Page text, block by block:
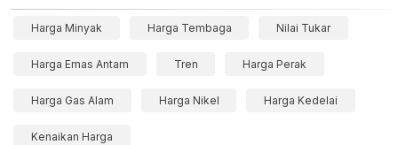
Harga Minyak Harga Tembaga Nilai Tukar
Harga Emas Antam Tren Harga Perak
Harga Gas Alam Harga Nikel Harga Kedelai
Kenaikan Harga